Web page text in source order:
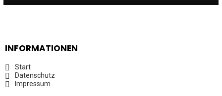
INFORMATIONEN
Start
Datenschutz
Impressum